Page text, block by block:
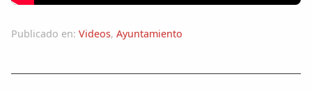
AlkoTV
Publicado en: Videos, Ayuntamiento